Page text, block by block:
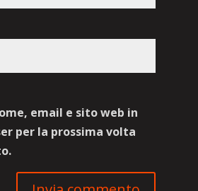
email e sito web in
per la prossima volta